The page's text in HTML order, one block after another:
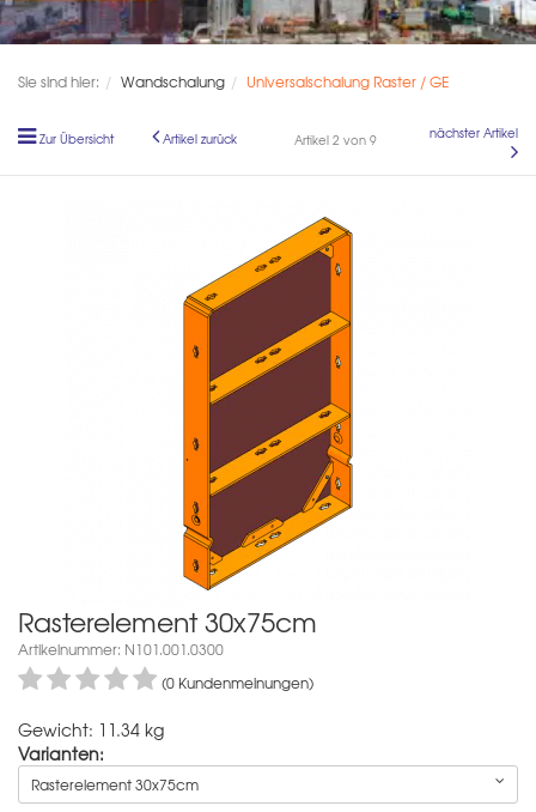
Sie sind hier: Wandschalung Universalschalung Raster / GE
Zur Übersicht Artikel zurück Artikel 2 von 9 nächster Artikel
Rasterelement 30x75cm
Artikelnummer: N101.001.0300
(0 Kundenmeinungen)
Gewicht: 11.34 kg
Varianten:
Rasterelement 30x75cm